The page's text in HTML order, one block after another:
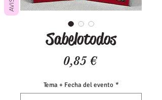
Sabelotodos
0,85 €Precio
Tema + Fecha del evento *
AVIS